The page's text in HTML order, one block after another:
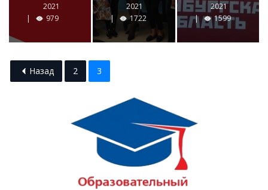
2021
979
2021
1722
2021
1599
Назад 2 3